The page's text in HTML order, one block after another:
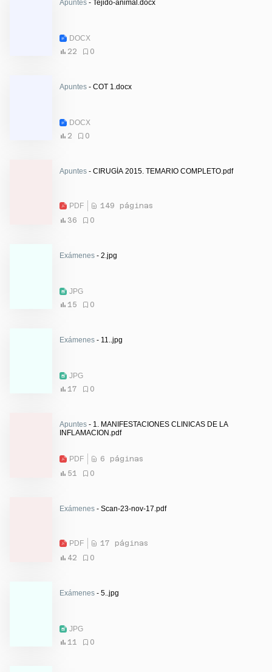
Apuntes - Tejido-animal.docx
DOCX
22
0
Apuntes - COT 1.docx
DOCX
2
0
Apuntes - CIRUGÍA 2015. TEMARIO COMPLETO.pdf
PDF
149 páginas
36
0
Exámenes - 2.jpg
JPG
15
0
Exámenes - 11..jpg
JPG
17
0
Apuntes - 1. MANIFESTACIONES CLINICAS DE LA
INFLAMACION.pdf
PDF
6 páginas
51
0
Exámenes - Scan-23-nov-17.pdf
PDF
17 páginas
42
0
Exámenes - 5..jpg
JPG
11
0